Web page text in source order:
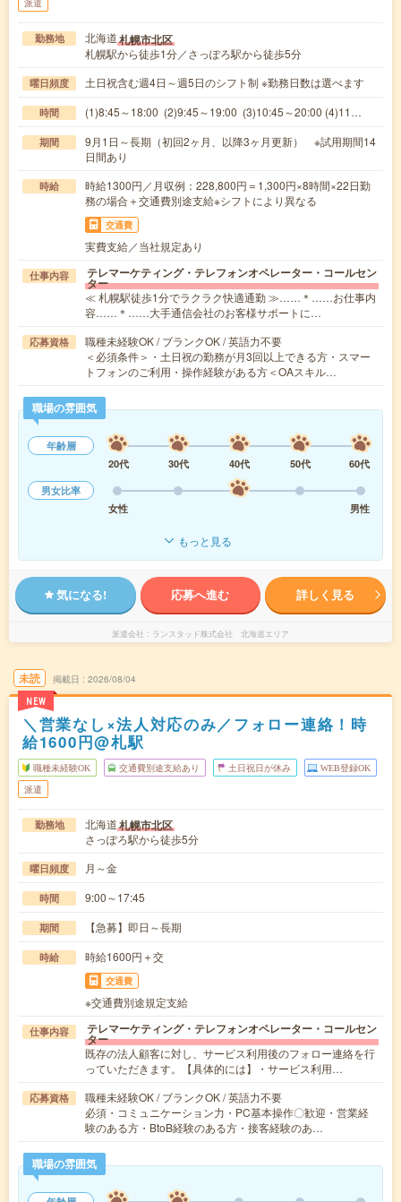
派遣
勤務地 北海道札幌市北区
札幌駅から徒歩1分／さっぽろ駅から徒歩5分
曜日頻度 土日祝含む週4日～週5日のシフト制 ※勤務日数は選べます
時間 (1)8:45～18:00 (2)9:45～19:00 (3)10:45～20:00 (4)11…
期間
9月1日～長期（初回2ヶ月、以降3ヶ月更新） ※試用期間14
日間あり
時給
時給1300円／月収例：228,800円＝1,300円×8時間×22日勤
務の場合＋交通費別途支給※シフトにより異なる
交通費
実費支給／当社規定あり
仕事内容 テレマーケティング・テレフォンオペレーター・コールセン
ター
≪ 札幌駅徒歩1分でラクラク快適通勤 ≫……＊……お仕事内
容……＊……大手通信会社のお客様サポートに…
応募資格
職種未経験OK / ブランクOK / 英語力不要
＜必須条件＞・土日祝の勤務が月3回以上できる方・スマー
トフォンのご利用・操作経験がある方＜OAスキル…
職場の雰囲気
年齢層
20代
30代 40代 50代
60代
男女比率
女性
男性
もっと見る
気になる! 応募へ進む 詳しく見る
派遣会社 ランスタッド株式会社 北海道エリア
未読
NEW
掲載日 2026/08/04
＼営業なし×法人対応のみ／フォロー連絡！時
給1600円@札駅
職種未経験OK 交通費別途支給あり 土日祝日が休み WEB登録OK
派遣
勤務地 北海道札幌市北区
さっぽろ駅から徒歩5分
曜日頻度 月～金
時間 9:00～17:45
期間 【急募】即日～長期
時給 時給1600円＋交
交通費
※交通費別途規定支給
仕事内容 テレマーケティング・テレフォンオペレーター・コールセン
ター
既存の法人顧客に対し、サービス利用後のフォロー連絡を行
っていただきます。【具体的には】・サービス利用…
応募資格
職種未経験OK / ブランクOK / 英語力不要
必須・コミュニケーション力・PC基本操作〇歓迎・営業経
験のある方・BtoB経験のある方・接客経験のあ…
職場の雰囲気